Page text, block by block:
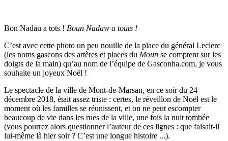
Bon Nadau a tots ! Boun Nadaw a touts !
C’est avec cette photo un peu nouille de la place du général Leclerc
(les noms gascons des artères et places du Moun se comptent sur les
doigts de la main) qu’au nom de l’équipe de Gasconha.com, je vous
souhaite un joyeux Noël !
Le spectacle de la ville de Mont-de-Marsan, en ce soir du 24
décembre 2018, était assez triste : certes, le réveillon de Noël est le
moment où les familles se réunissent, et on ne peut escompter
beaucoup de vie dans les rues de la ville, une fois la nuit tombée
(vous pourrez alors questionner l’auteur de ces lignes : que faisait-il
lui-même là hier soir ? C’est une longue histoire ...).